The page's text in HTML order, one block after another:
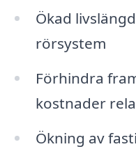
Ökad
rörsystem
Förhindra
kostnader
Ökning av